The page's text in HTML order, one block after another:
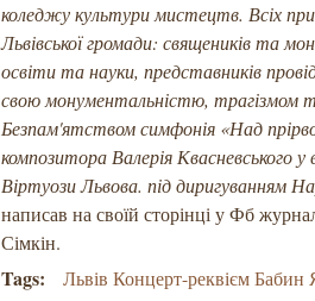
коледжу культури мистецтв. Всіх
Львівської громади: священиків та
освіти та науки, представників
свою монументальністю, трагізмом
Безпам'ятством симфонія «Над
композитора Валерія Квасневського
Віртуози Львова. під диригуванням
написав на своїй сторінці у Фб
Сімкін.
Tags: Львів Концерт-реквієм Бабин